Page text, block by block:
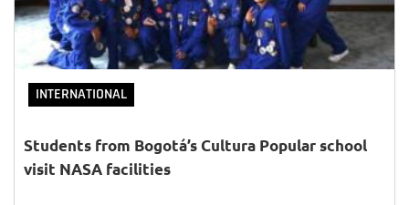
INTERNATIONAL
Students from Bogotá’s Cultura Popular school
visit NASA facilities